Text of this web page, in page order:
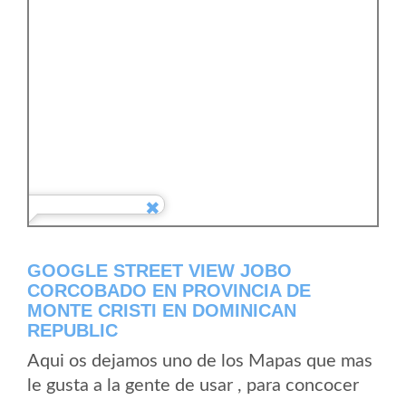
GOOGLE STREET VIEW JOBO
CORCOBADO EN PROVINCIA DE
MONTE CRISTI EN DOMINICAN
REPUBLIC
Aqui os dejamos uno de los Mapas que mas
le gusta a la gente de usar , para concocer